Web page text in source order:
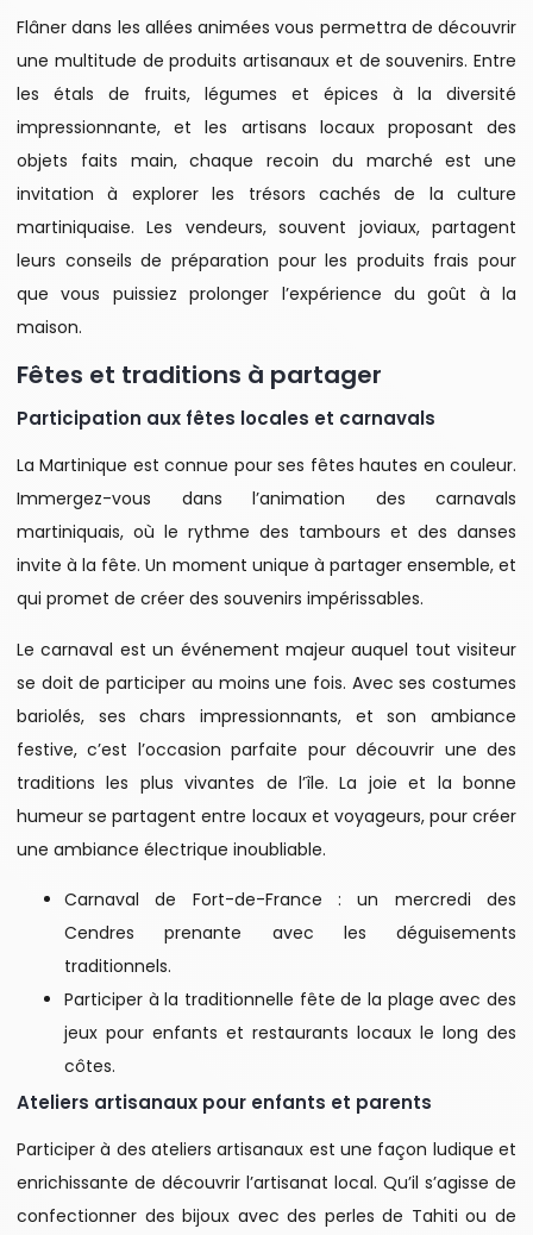
Flâner dans les allées animées vous permettra de découvrir
une multitude de produits artisanaux et de souvenirs. Entre
les étals de fruits, légumes et épices à la diversité
impressionnante, et les artisans locaux proposant des
objets faits main, chaque recoin du marché est une
invitation à explorer les trésors cachés de la culture
martiniquaise. Les vendeurs, souvent joviaux, partagent
leurs conseils de préparation pour les produits frais pour
que vous puissiez prolonger l’expérience du goût à la
maison.
Fêtes et traditions à partager
Participation aux fêtes locales et carnavals
La Martinique est connue pour ses fêtes hautes en couleur.
Immergez-vous dans l’animation des carnavals
martiniquais, où le rythme des tambours et des danses
invite à la fête. Un moment unique à partager ensemble, et
qui promet de créer des souvenirs impérissables.
Le carnaval est un événement majeur auquel tout visiteur
se doit de participer au moins une fois. Avec ses costumes
bariolés, ses chars impressionnants, et son ambiance
festive, c’est l’occasion parfaite pour découvrir une des
traditions les plus vivantes de l’île. La joie et la bonne
humeur se partagent entre locaux et voyageurs, pour créer
une ambiance électrique inoubliable.
Carnaval de Fort-de-France : un mercredi des
Cendres prenante avec les déguisements
traditionnels.
Participer à la traditionnelle fête de la plage avec des
jeux pour enfants et restaurants locaux le long des
côtes.
Ateliers artisanaux pour enfants et parents
Participer à des ateliers artisanaux est une façon ludique et
enrichissante de découvrir l’artisanat local. Qu’il s’agisse de
confectionner des bijoux avec des perles de Tahiti ou de